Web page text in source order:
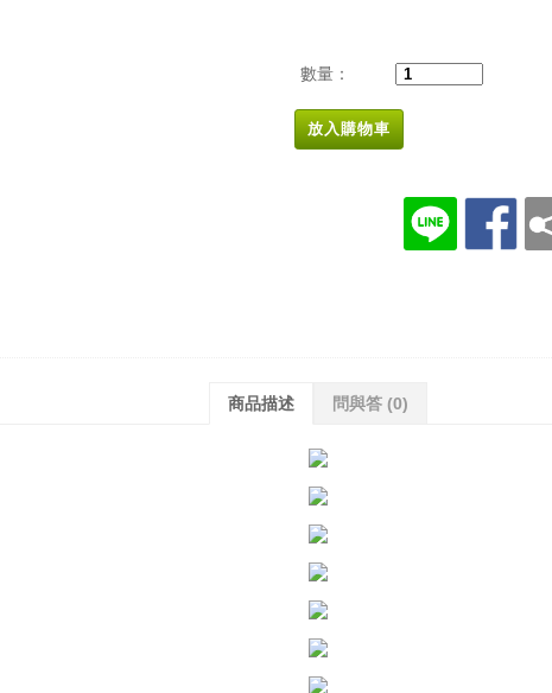
數量：
放入購物車
商品描述 問與答 (0)